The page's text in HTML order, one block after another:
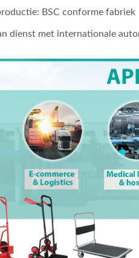
BSC conforme fabriek
dienst met internationale